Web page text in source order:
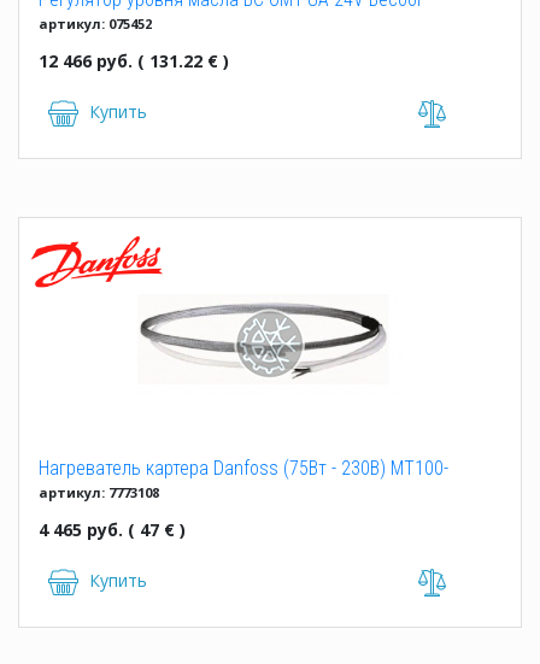
артикул: 075452
12 466 руб. ( 131.22 € )
Купить
Нагреватель картера Danfoss (75Вт - 230В) MT100-
160/NTZ215-271
артикул: 7773108
4 465 руб. ( 47 € )
Купить